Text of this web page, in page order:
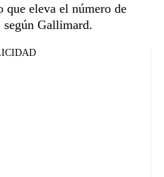
eleva el número de
Gallimard.